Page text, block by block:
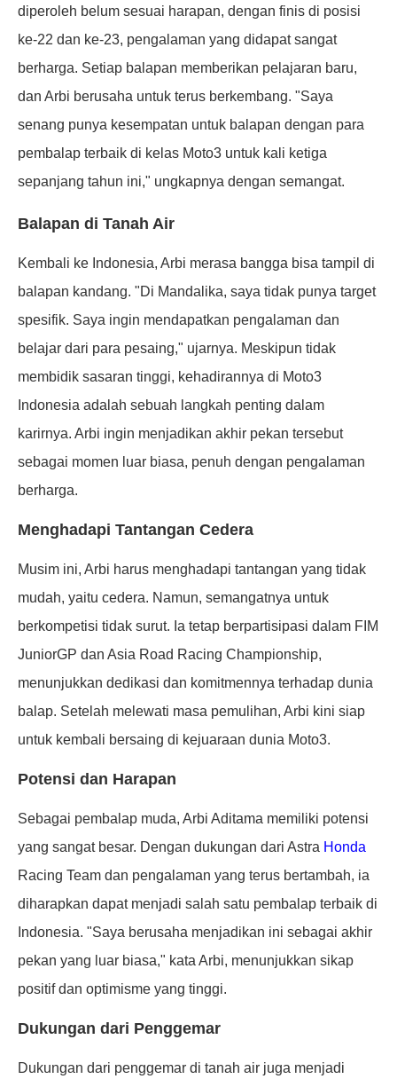
diperoleh belum sesuai harapan, dengan finis di posisi
ke-22 dan ke-23, pengalaman yang didapat sangat
berharga. Setiap balapan memberikan pelajaran baru,
dan Arbi berusaha untuk terus berkembang. "Saya
senang punya kesempatan untuk balapan dengan para
pembalap terbaik di kelas Moto3 untuk kali ketiga
sepanjang tahun ini," ungkapnya dengan semangat.
Balapan di Tanah Air
Kembali ke Indonesia, Arbi merasa bangga bisa tampil di
balapan kandang. "Di Mandalika, saya tidak punya target
spesifik. Saya ingin mendapatkan pengalaman dan
belajar dari para pesaing," ujarnya. Meskipun tidak
membidik sasaran tinggi, kehadirannya di Moto3
Indonesia adalah sebuah langkah penting dalam
karirnya. Arbi ingin menjadikan akhir pekan tersebut
sebagai momen luar biasa, penuh dengan pengalaman
berharga.
Menghadapi Tantangan Cedera
Musim ini, Arbi harus menghadapi tantangan yang tidak
mudah, yaitu cedera. Namun, semangatnya untuk
berkompetisi tidak surut. Ia tetap berpartisipasi dalam FIM
JuniorGP dan Asia Road Racing Championship,
menunjukkan dedikasi dan komitmennya terhadap dunia
balap. Setelah melewati masa pemulihan, Arbi kini siap
untuk kembali bersaing di kejuaraan dunia Moto3.
Potensi dan Harapan
Sebagai pembalap muda, Arbi Aditama memiliki potensi
yang sangat besar. Dengan dukungan dari Astra Honda
Racing Team dan pengalaman yang terus bertambah, ia
diharapkan dapat menjadi salah satu pembalap terbaik di
Indonesia. "Saya berusaha menjadikan ini sebagai akhir
pekan yang luar biasa," kata Arbi, menunjukkan sikap
positif dan optimisme yang tinggi.
Dukungan dari Penggemar
Dukungan dari penggemar di tanah air juga menjadi